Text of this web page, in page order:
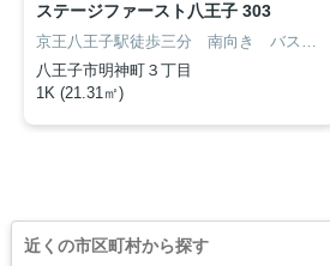
ステージファースト八王子 303
京王八王子駅徒歩三分 南向き バストイレ別 浴室乾燥 宅配ボックス ゴミ出し24時間可
八王子市明神町３丁目
1K (21.31㎡)
近くの市区町村から探す